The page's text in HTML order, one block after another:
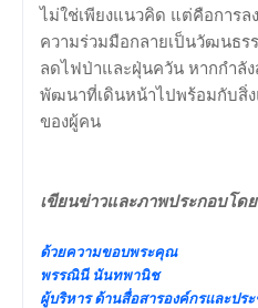
ไม่ใช่เพียงแนวคิด แต่คือการล
ความร่วมมือกลายเป็นวัฒนธ
ลดไฟป่าและฝุ่นควัน หากกำลั
พัฒนาที่เดินหน้าไปพร้อมกับสิ่
ของผู้คน
เขียนข่าวและภาพประกอบโด
ด้วยความขอบพระคุณ
พรรณินี นันทพานิช
ผู้บริหาร ด้านสื่อสารองค์กรและปร